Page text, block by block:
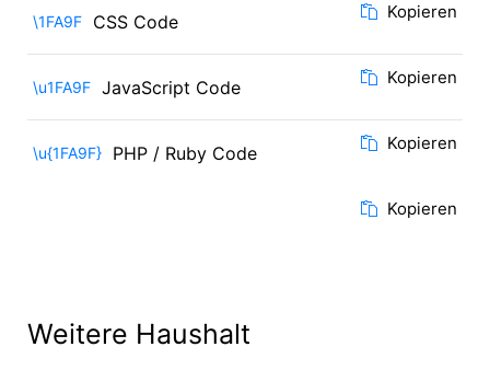
Kopieren
\1FA9F CSS Code
Kopieren
\u1FA9F JavaScript Code
Kopieren
\u{1FA9F} PHP / Ruby Code
Kopieren
Weitere Haushalt